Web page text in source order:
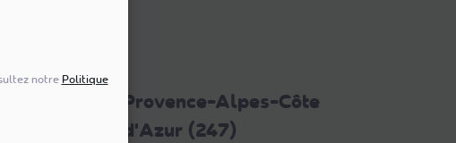
notre Politique
(205)
Provence-Alpes-Côte
d'Azur (247)